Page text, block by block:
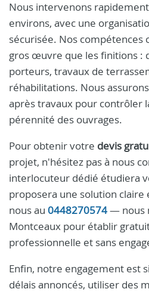
Nous intervenons
environs, avec une
sécurisée. Nos compétences
gros œuvre que les finitions :
porteurs, travaux de
réhabilitations. Nous
après travaux pour contrôler
pérennité des ouvrages.
Pour obtenir votre devis
projet, n'hésitez pas à nous
interlocuteur dédié étudiera
proposera une solution claire
nous au 0448270574— nous
Montceaux pour établir
professionnelle et sans
Enfin, notre engagement est
délais annoncés, utiliser des